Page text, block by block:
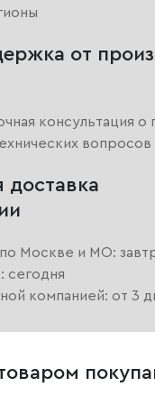
от
консультация о
вопросов
доставка
Москве и МО:
сегодня
компанией: от 3